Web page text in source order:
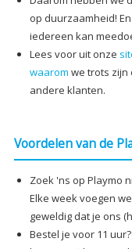
op duurzaamheid!
iedereen kan
Lees voor uit onze
waarom we trots zijn
andere klanten.
Voordelen van de
Zoek 'ns op Playmo
Elke week voegen
geweldig dat je ons
Bestel je voor 11